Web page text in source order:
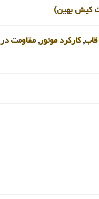
کیش بهین)
,کارکرد موتور,مقاومت در